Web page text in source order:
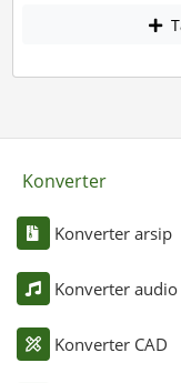
Konverter
Konverter arsip
Konverter audio
Konverter CAD